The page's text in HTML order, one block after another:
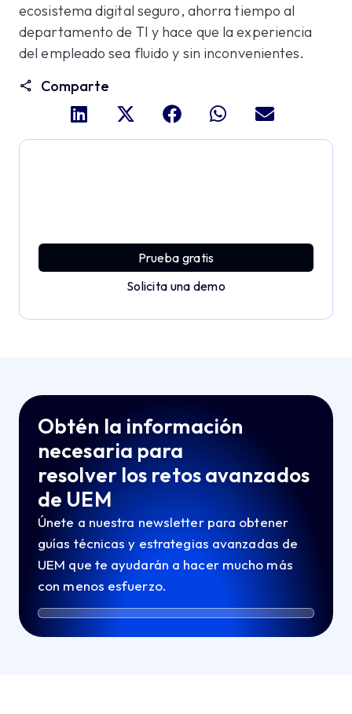
ecosistema digital seguro, ahorra tiempo al
departamento de TI y hace que la experiencia
del empleado sea fluido y sin inconvenientes.
Comparte
Prueba gratis
Solicita una demo
Obtén la información
necesaria para
resolver los retos avanzados
de UEM
Únete a nuestra newsletter para obtener
guías técnicas y estrategias avanzadas de
UEM que te ayudarán a hacer mucho más
con menos esfuerzo.